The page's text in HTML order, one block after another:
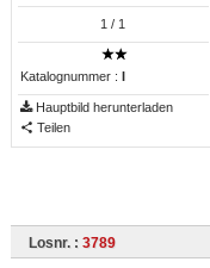
1 / 1
Katalognummer : I
Hauptbild herunterladen
Teilen
Losnr. : 3789